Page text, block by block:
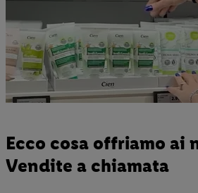
Ecco cosa offriamo ai
Vendite a chiamata